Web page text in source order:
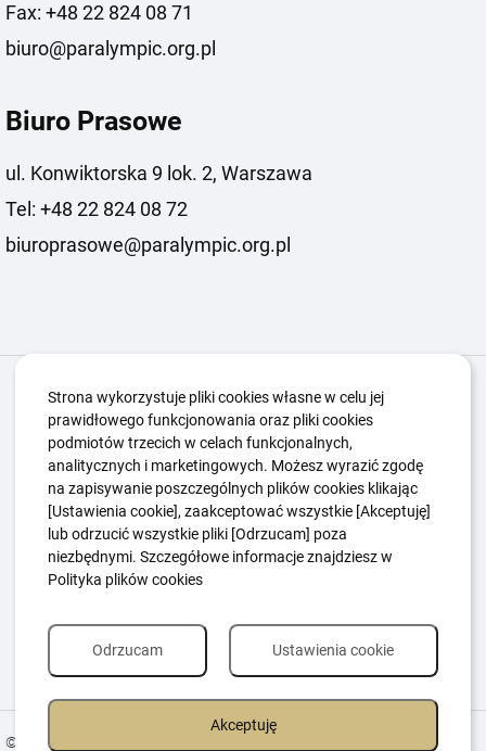
Fax: +48 22 824 08 71
biuro@paralympic.org.pl
Biuro Prasowe
ul. Konwiktorska 9 lok. 2, Warszawa
Tel: +48 22 824 08 72
biuroprasowe@paralympic.org.pl
Igrzyska Paralimpijskie O nas
Kwalifikacje ZSK
Kluby Aktualności
Edukacja
Guttmanny Kontakt
Polityka Ochrony Dzieci
Sygnaliści
Polityka plików cookie
© 2026 All Rights Reserved.
Strona wykorzystuje pliki cookies własne w celu jej
prawidłowego funkcjonowania oraz pliki cookies
podmiotów trzecich w celach funkcjonalnych,
analitycznych i marketingowych. Możesz wyrazić zgodę
na zapisywanie poszczególnych plików cookies klikając
[Ustawienia cookie], zaakceptować wszystkie [Akceptuję]
lub odrzucić wszystkie pliki [Odrzucam] poza
niezbędnymi. Szczegółowe informacje znajdziesz w
Polityka plików cookies
Akceptuję
Ustawienia cookie
Odrzucam